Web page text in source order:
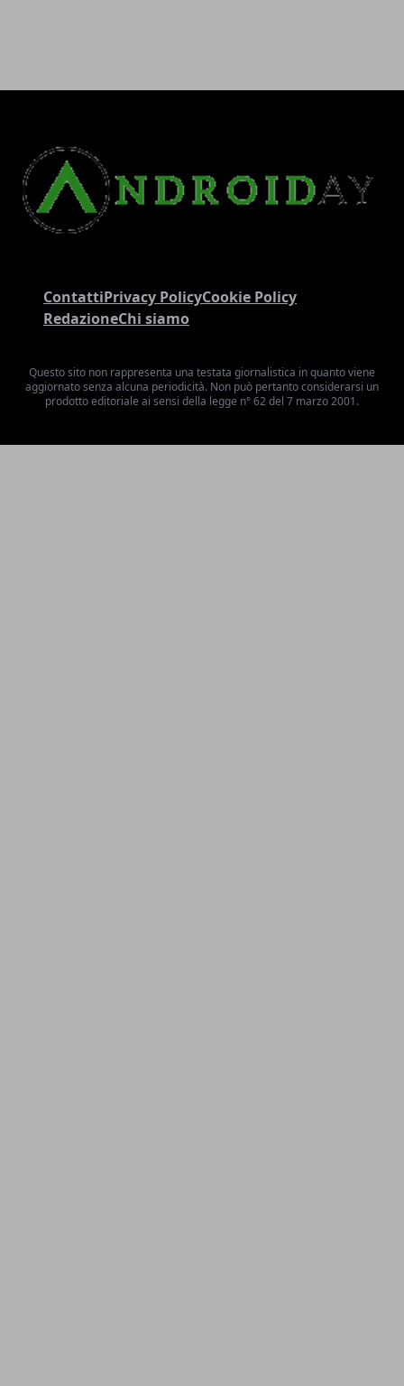
ContattiPrivacy PolicyCookie Policy
RedazioneChi siamo
Questo sito non rappresenta una testata giornalistica in quanto viene
aggiornato senza alcuna periodicità. Non può pertanto considerarsi un
prodotto editoriale ai sensi della legge n° 62 del 7 marzo 2001.